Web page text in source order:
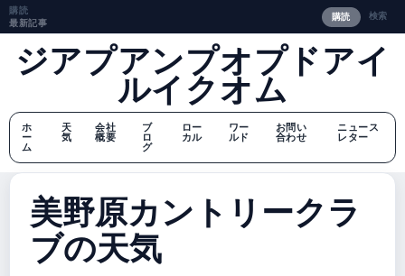
購読
最新記事
購読 検索
ジアプアンプオプドアイ
ルイクオム
ホ
ー
ム
天
気
会社
概要
ブ
ロ
グ
ロー
カル
ワー
ルド
お問い
合わせ
ニュース
レター
美野原カントリークラ
ブの天気